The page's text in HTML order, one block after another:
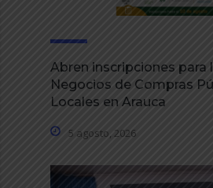
Abren inscripciones para
Negocios de Compras
Locales en Arauca
5 agosto, 2026